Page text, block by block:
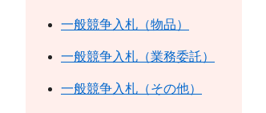
一般競争入札（物品）
一般競争入札（業務委託）
一般競争入札（その他）